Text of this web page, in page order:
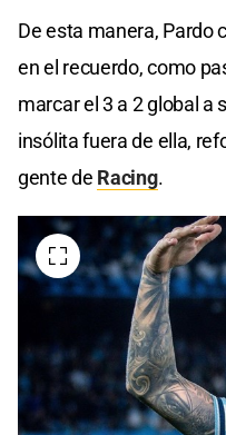
De esta manera, Pardo
en el recuerdo, como
marcar el 3 a 2 global a
insólita fuera de ella,
gente de Racing.